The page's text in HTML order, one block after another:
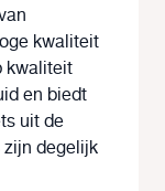
kwaliteit
kwaliteit
en biedt
uit de
degelijk